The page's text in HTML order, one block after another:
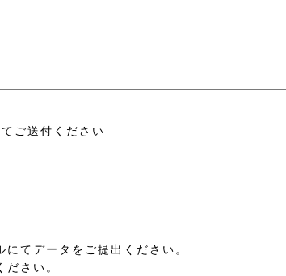
ご送付ください
てデータをご提出ください。
さい。